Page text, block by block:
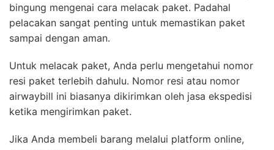
bingung mengenai cara melacak paket. Padahal
pelacakan sangat penting untuk memastikan paket
sampai dengan aman.
Untuk melacak paket, Anda perlu mengetahui nomor
resi paket terlebih dahulu. Nomor resi atau nomor
airwaybill ini biasanya dikirimkan oleh jasa ekspedisi
ketika mengirimkan paket.
Jika Anda membeli barang melalui platform online,